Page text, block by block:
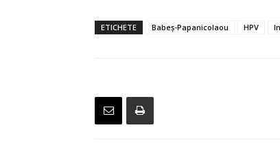
ETICHETE Babeş-Papanicolaou HPV